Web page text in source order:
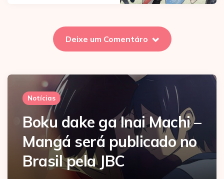
Deixe um Comentáro
Notícias
Boku dake ga Inai Machi –
Mangá será publicado no
Brasil pela JBC